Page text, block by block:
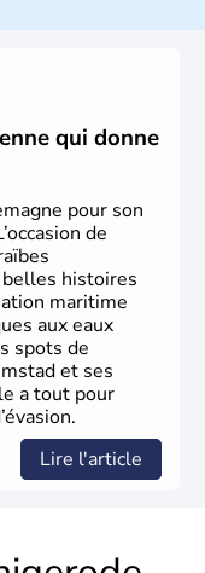
Le pays
vu naître dans tous
en passant par la
Thomas Mann,
qui donne
pour son
de
belles histoires
maritime
aux eaux
spots de
et ses
a tout pour
Lire l'article